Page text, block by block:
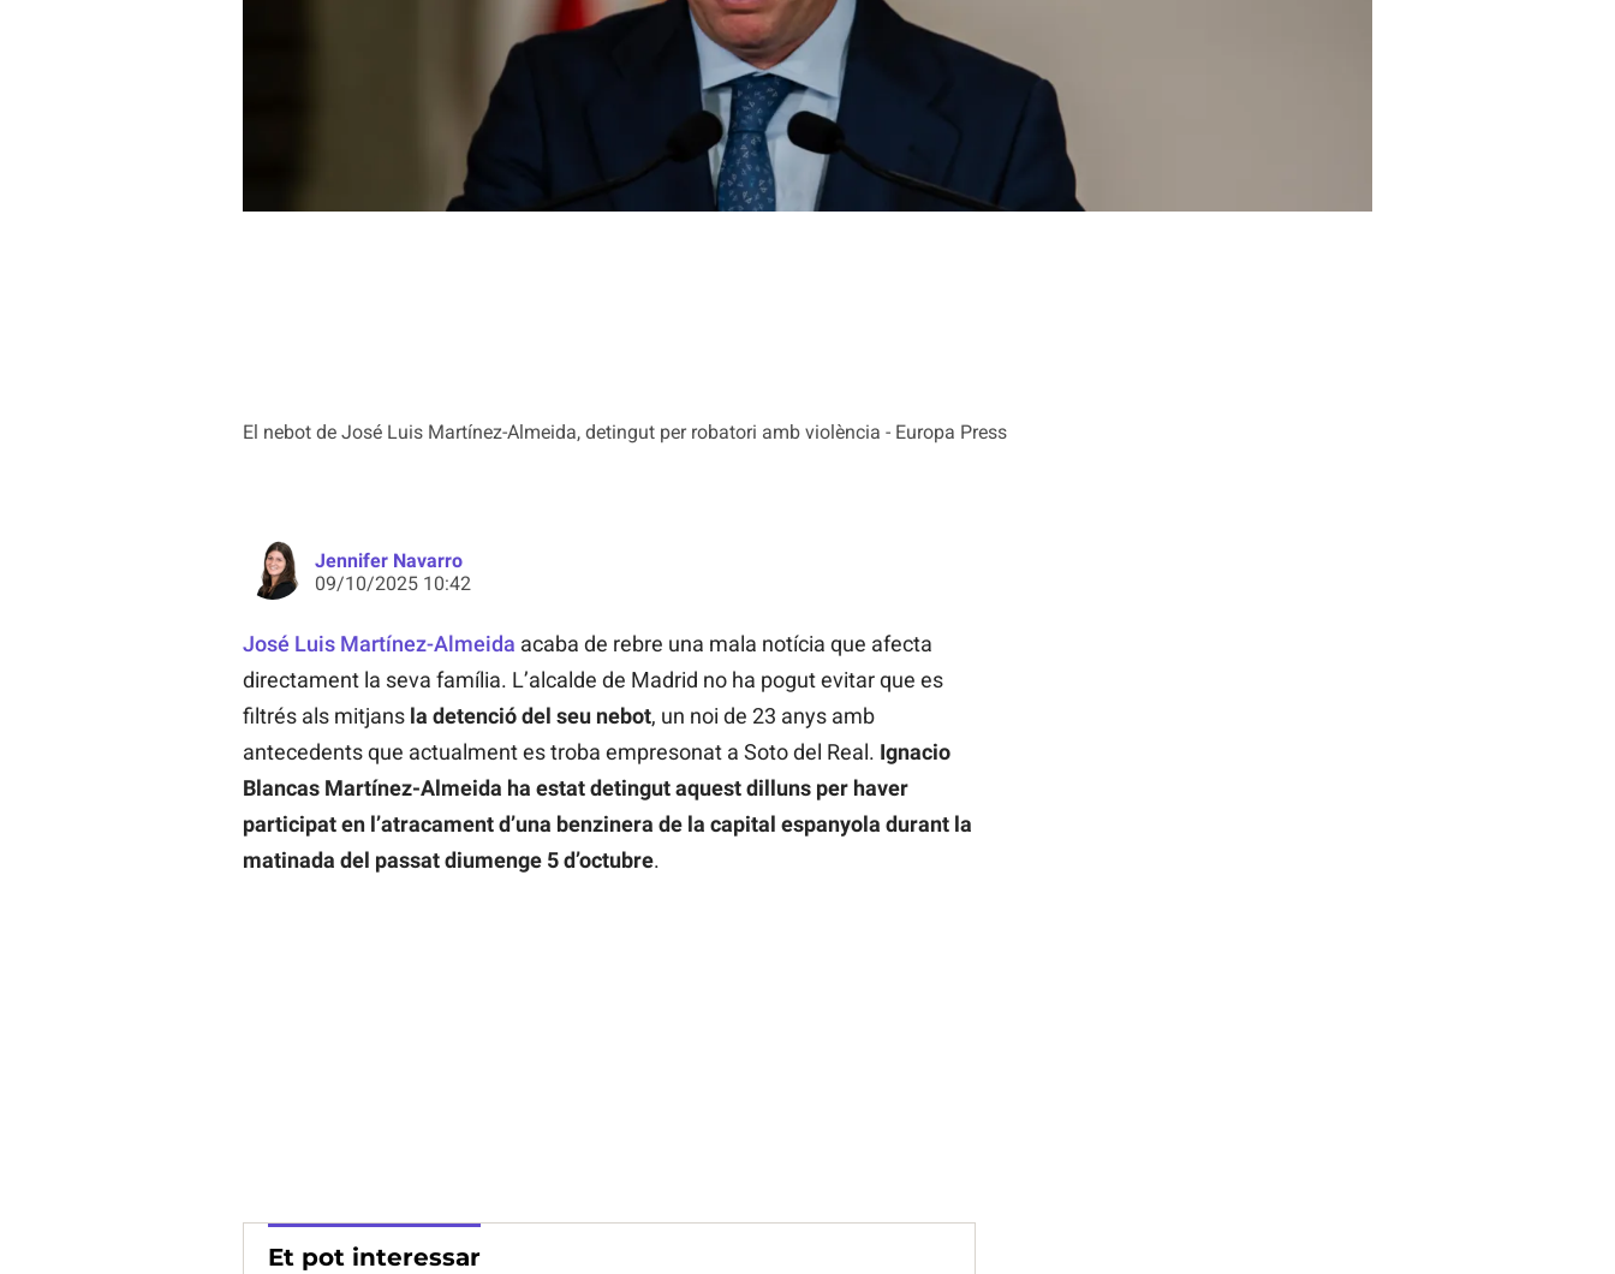
El nebot de José Luis Martínez-Almeida, detingut per robatori amb violència - Europa Press
Jennifer Navarro
09/10/2025 10:42
José Luis Martínez-Almeida acaba de rebre una mala notícia que afecta
directament la seva família. L’alcalde de Madrid no ha pogut evitar que es
filtrés als mitjans la detenció del seu nebot, un noi de 23 anys amb
antecedents que actualment es troba empresonat a Soto del Real. Ignacio
Blancas Martínez-Almeida ha estat detingut aquest dilluns per haver
participat en l’atracament d’una benzinera de la capital espanyola durant la
matinada del passat diumenge 5 d’octubre.
Et pot interessar